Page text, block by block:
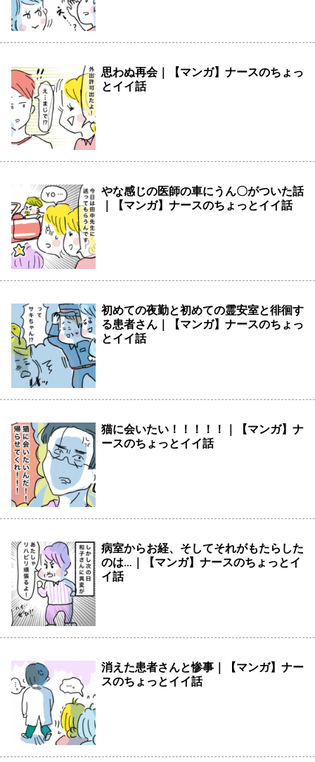
思わぬ再会｜【マンガ】ナースのちょっ
とイイ話
やな感じの医師の車にうん〇がついた話
｜【マンガ】ナースのちょっとイイ話
初めての夜勤と初めての霊安室と徘徊す
る患者さん｜【マンガ】ナースのちょっ
とイイ話
猫に会いたい！！！！！｜【マンガ】ナ
ースのちょっとイイ話
病室からお経、そしてそれがもたらした
のは…｜【マンガ】ナースのちょっとイ
イ話
消えた患者さんと惨事｜【マンガ】ナー
スのちょっとイイ話